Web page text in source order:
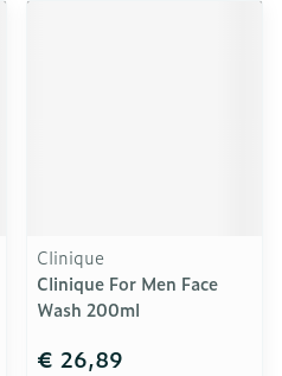
Clinique
Clinique For Men Face
Wash 200ml
€ 26,89